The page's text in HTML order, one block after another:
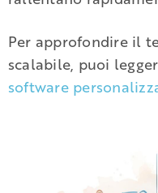
Per approfondire il
scalabile, puoi
software